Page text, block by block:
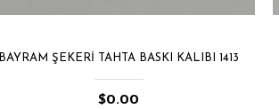
BAYRAM ŞEKERI TAHTA BASKI KALIBI 1413
$0.00